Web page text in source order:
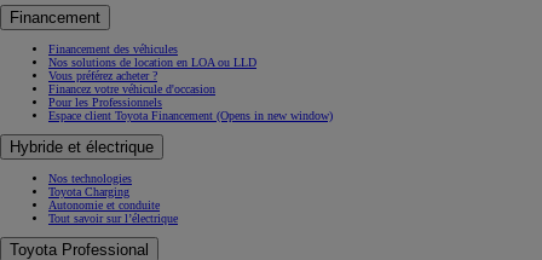
Financement
Financement des véhicules
Nos solutions de location en LOA ou LLD
Vous préférez acheter ?
Financez votre véhicule d'occasion
Pour les Professionnels
Espace client Toyota Financement (Opens in new window)
Hybride et électrique
Nos technologies
Toyota Charging
Autonomie et conduite
Tout savoir sur l’électrique
Toyota Professional